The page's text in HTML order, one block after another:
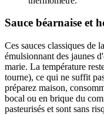
Sauce béarnaise et
Ces sauces classiques de
émulsionnant des jaunes
marie. La température
tourne), ce qui ne suffit
préparez maison,
bocal ou en brique du
pasteurisés et sont sans